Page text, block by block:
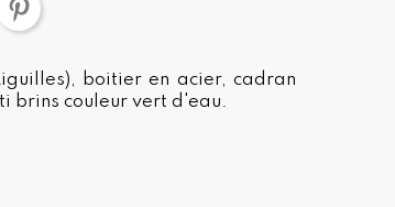
boitier en acier, cadran
brins couleur vert d'eau.